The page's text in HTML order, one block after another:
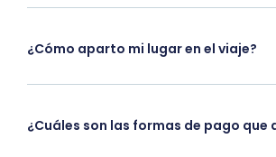
¿Cómo aparto mi lugar en el viaje?
¿Cuáles son las formas de pago que